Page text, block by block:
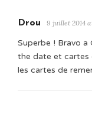
Drou 9 juillet 2014
Superbe ! Bravo a
the date et cartes
les cartes de